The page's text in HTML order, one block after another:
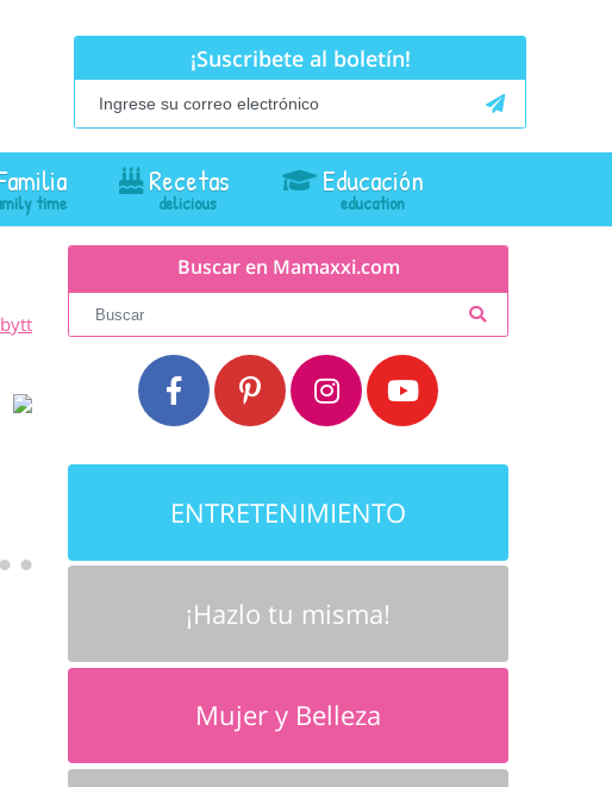
¡Suscribete al boletín!
Recetas Educación
Buscar en Mamaxxi.com
ENTRETENIMIENTO
¡Hazlo tu misma!
Mujer y Belleza